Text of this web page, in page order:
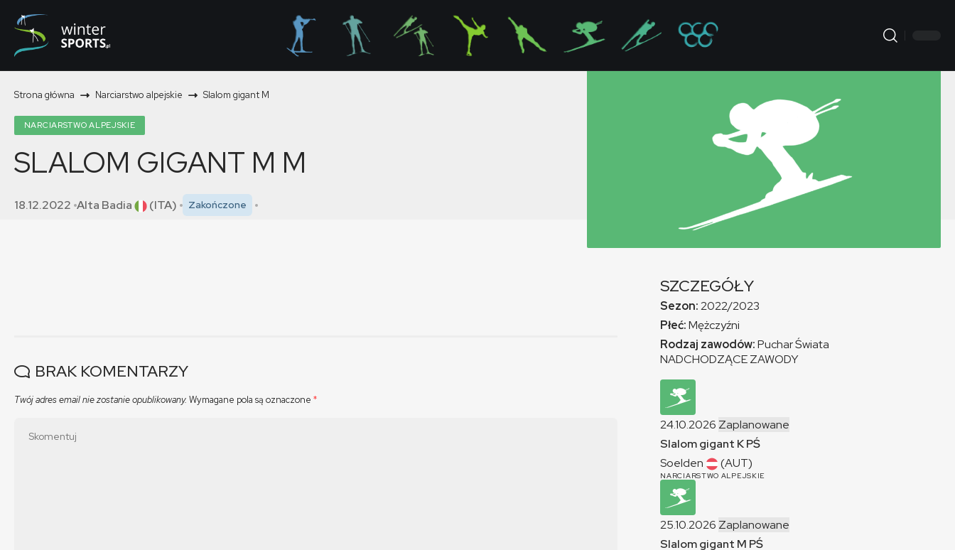
Strona główna Narciarstwo alpejskie Slalom gigant M
NARCIARSTWO ALPEJSKIE
SLALOM GIGANT M M
18.12.2022 Alta Badia (ITA) Zakończone
BRAK KOMENTARZY
Twój adres email nie zostanie opublikowany. Wymagane pola są oznaczone *
SZCZEGÓŁY
Sezon:2022/2023
Płeć:Mężczyźni
Rodzaj zawodów:Puchar Świata
NADCHODZĄCE ZAWODY
24.10.2026 Zaplanowane
Slalom gigant KPŚ
Soelden
(AUT)
NARCIARSTWO ALPEJSKIE
25.10.2026 Zaplanowane
Slalom gigant M PŚ